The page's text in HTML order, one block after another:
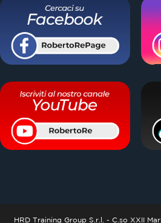
HRD Training Group S.r.l. - C.so XXII